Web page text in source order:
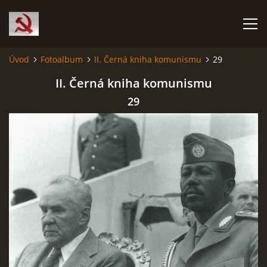
ČERNÁ KNIHA KOMUNISMU I.
ČERNÁ KNIHA KOMUNISMU II.
RUDÝ HLADOMOR: STALINOVA VÁLKA NA UKRAJINĚ
KATYŇSKÝ MASAKR
OSTATNÍ ZLOČINY KOMUNISMU
Úvod Fotoalbum II. Černá kniha komunismu 29
II. Černá kniha komunismu
29